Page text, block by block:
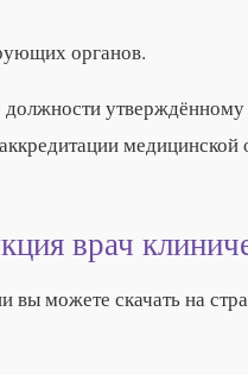
органов.
должности утверждённому
медицинской
врач
можете скачать на